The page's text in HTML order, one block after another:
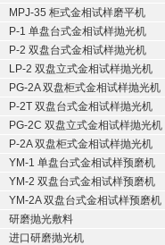
MPJ-35 柜式金相试样磨平机
P-1 单盘台式金相试样抛光机
P-2 双盘台式金相试样抛光机
LP-2 双盘立式金相试样抛光机
PG-2A 双盘柜式金相试样抛光机
P-2T 双盘台式金相试样抛光机
PG-2C 双盘立式金相试样抛光机
P-2A 双盘柜式金相试样抛光机
YM-1 单盘台式金相试样预磨机
YM-2 双盘台式金相试样预磨机
YM-2A 双盘台式金相试样预磨机
研磨抛光敷料
进口研磨抛光机